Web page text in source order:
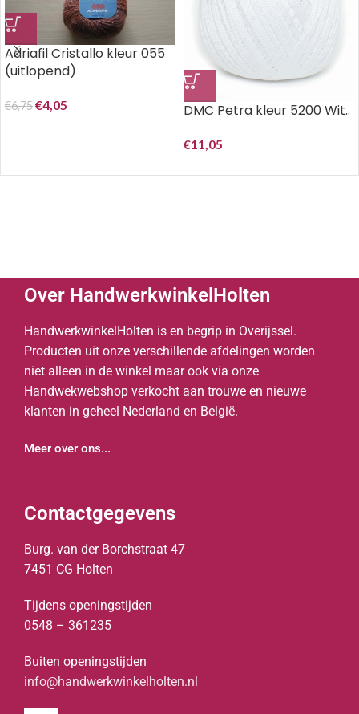
Adriafil Cristallo kleur 055
(uitlopend)
€6,75€4,05 DMC Petra kleur 5200 Wit..
€11,05
Over HandwerkwinkelHolten
HandwerkwinkelHolten is en begrip in Overijssel.
Producten uit onze verschillende afdelingen worden
niet alleen in de winkel maar ook via onze
Handwekwebshop verkocht aan trouwe en nieuwe
klanten in geheel Nederland en België.
Meer over ons...
Contactgegevens
Burg. van der Borchstraat 47
7451 CG Holten
Tijdens openingstijden
0548 – 361235
Buiten openingstijden
info@handwerkwinkelholten.nl